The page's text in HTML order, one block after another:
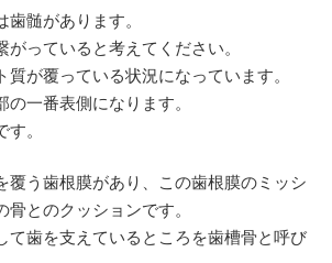
髄があります。
っていると考えてください。
質が覆っている状況になっています。
の一番表側になります。
。
覆う歯根膜があり、この歯根膜のミッシ
骨とのクッションです。
て歯を支えているところを歯槽骨と呼び